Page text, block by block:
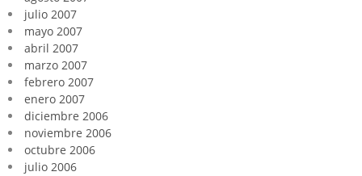
julio 2007
mayo 2007
abril 2007
marzo 2007
febrero 2007
enero 2007
diciembre 2006
noviembre 2006
octubre 2006
julio 2006